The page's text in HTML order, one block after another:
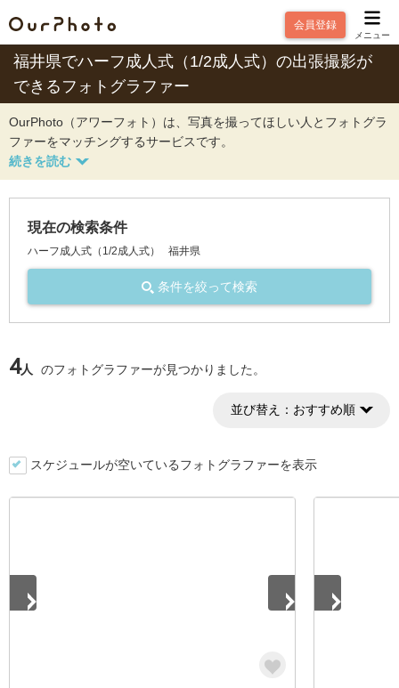
会員登録
メニュー
福井県でハーフ成人式（1/2成人式）の出張撮影が
できるフォトグラファー
OurPhoto（アワーフォト）は、写真を撮ってほしい人とフォトグラ
ファーをマッチングするサービスです。
現在の検索条件
ハーフ成人式（1/2成人式） 福井県
条件を絞って検索
4人 のフォトグラファーが見つかりました。
並び替え： おすすめ順
スケジュールが空いているフォトグラファーを表示